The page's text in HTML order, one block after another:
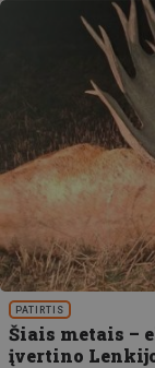
PATIRTIS
Šiais metais –
įvertino